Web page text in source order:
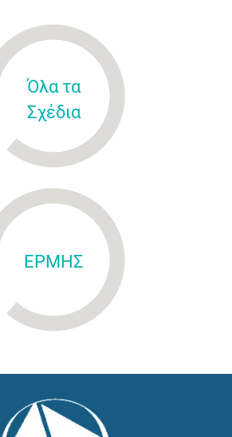
Όλα τα
Σχέδια
ΕΡΜΗΣ